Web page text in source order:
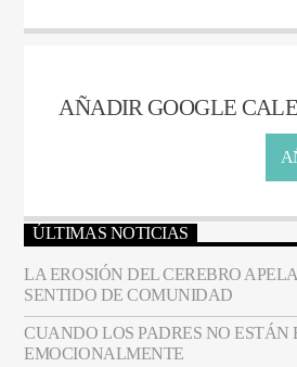
AÑADIR GOOGLE
ÚLTIMAS NOTICIAS
LA EROSIÓN DEL CEREBRO
SENTIDO DE COMUNIDAD
CUANDO LOS PADRES NO ESTÁN
EMOCIONALMENTE